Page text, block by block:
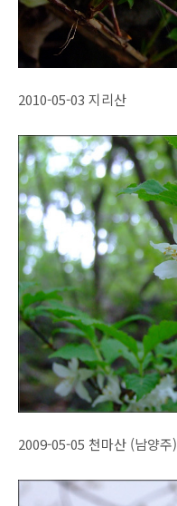
2010-05-03 지리산
2009-05-05 천마산 (남양주)